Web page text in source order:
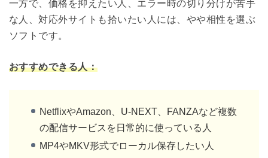
一方で、価格を抑えたい人、エラー時の切り分けが苦手
な人、対応外サイトも拾いたい人には、やや相性を選ぶ
ソフトです。
おすすめできる人：
NetflixやAmazon、U-NEXT、FANZAなど複数
の配信サービスを日常的に使っている人
MP4やMKV形式でローカル保存したい人